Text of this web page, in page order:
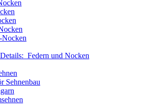
Federn und Nocken
Sehnenbau